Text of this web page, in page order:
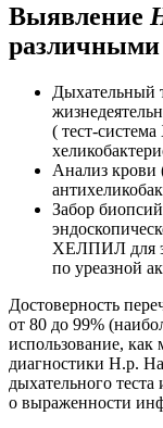
Выявление
различными
Дыхательный
( тест-
Анализ крови
Забор
ХЕЛПИЛ для
по уреазной
Достоверность
от 80 до 99%
использование,
диагностики Н.р.
дыхательного
о выраженности